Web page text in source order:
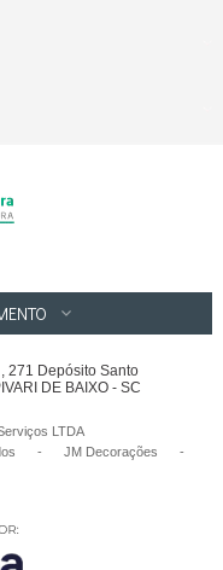
271 Depósito Santo
DE BAIXO - SC
LTDA
- JM Decorações
-